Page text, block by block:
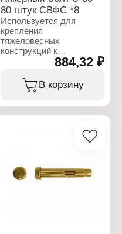
80 штук СВФС *8
Используется для
крепления
тяжеловесных
конструкций к
полнотелому бетону
строительному камню
кирпичу. Возможно
крепления стальных
механизмов ворот
фасадов элементов
884,32 ₽
В корзину